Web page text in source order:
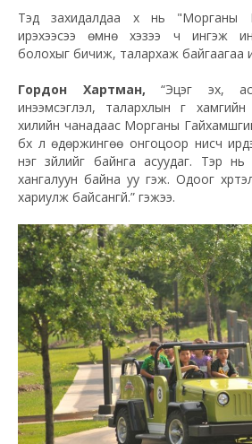
Тэд захидалдаа хүү нь "Морганы
ирэхээсээ өмнө хэзээ ч ингэж
болохыг бичиж, талархаж байгаагаа
Гордон Хартман, “Эцэг эх,
инээмсэглэл, талархлын үг
хилийн чанадаас Морганы
бүх л өдөржингөө онгоцоор нисч
нэг зүйлийг байнга асуудаг. Тэр нь
хангалуун байна уу гэж. Одоог
хариулж байсангүй.” гэжээ.